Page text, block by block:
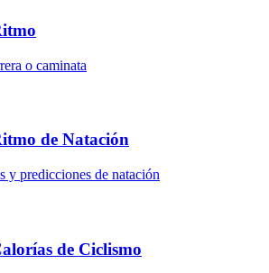
o caminata
de Natación
y predicciones de natación
de Ciclismo